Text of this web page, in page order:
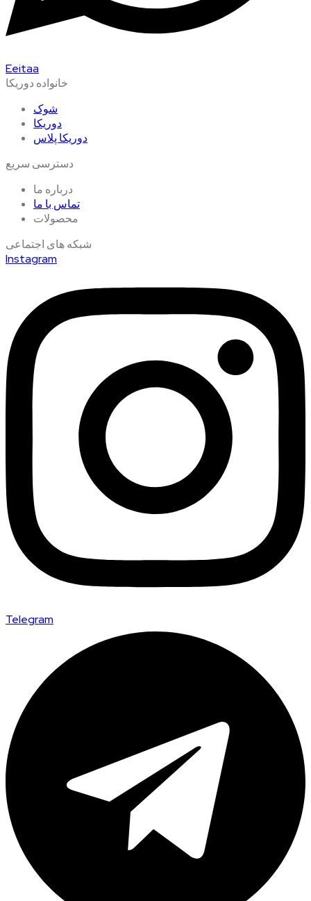
Eeitaa
خانواده دوریکا
شوک
دوریکا
دوریکا پلاس
دسترسی سریع
درباره ما
تماس با ما
محصولات
شبکه های اجتماعی
Instagram
Telegram